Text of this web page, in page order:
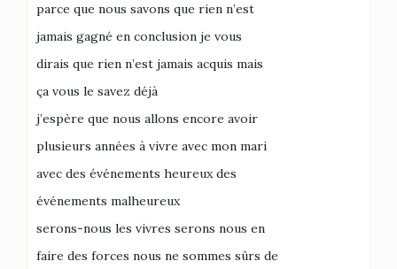
parce que nous savons que rien n’est
jamais gagné en conclusion je vous
dirais que rien n’est jamais acquis mais
ça vous le savez déjà
j’espère que nous allons encore avoir
plusieurs années à vivre avec mon mari
avec des événements heureux des
événements malheureux
serons-nous les vivres serons nous en
faire des forces nous ne sommes sûrs de